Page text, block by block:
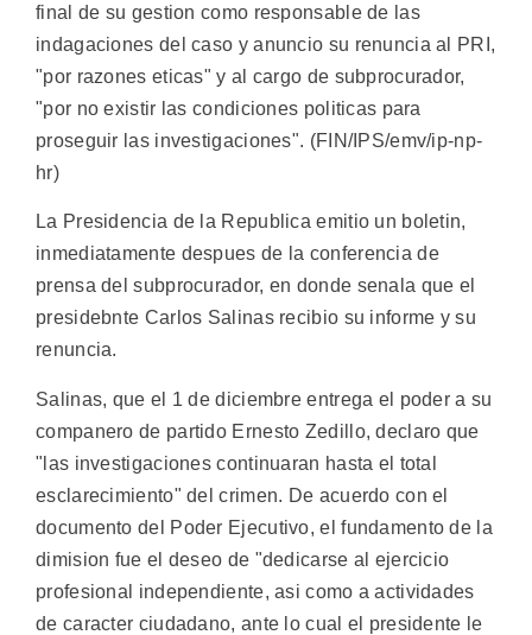
final de su gestion como responsable de las
indagaciones del caso y anuncio su renuncia al PRI,
"por razones eticas" y al cargo de subprocurador,
"por no existir las condiciones politicas para
proseguir las investigaciones". (FIN/IPS/emv/ip-np-
hr)
La Presidencia de la Republica emitio un boletin,
inmediatamente despues de la conferencia de
prensa del subprocurador, en donde senala que el
presidebnte Carlos Salinas recibio su informe y su
renuncia.
Salinas, que el 1 de diciembre entrega el poder a su
companero de partido Ernesto Zedillo, declaro que
"las investigaciones continuaran hasta el total
esclarecimiento" del crimen. De acuerdo con el
documento del Poder Ejecutivo, el fundamento de la
dimision fue el deseo de "dedicarse al ejercicio
profesional independiente, asi como a actividades
de caracter ciudadano, ante lo cual el presidente le